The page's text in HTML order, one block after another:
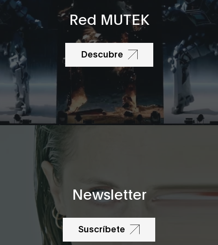
Red MUTEK
Descubre
Newsletter
Suscríbete